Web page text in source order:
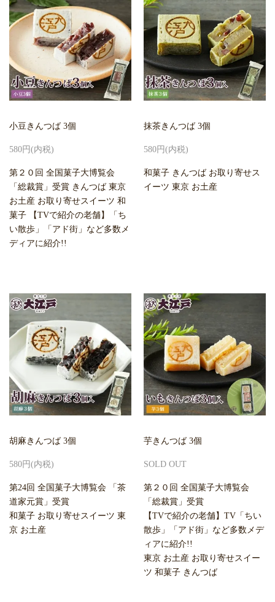
小豆きんつば 3個
580円(内税)
第２０回 全国菓子大博覧会
「総裁賞」受賞 きんつば 東京
お土産 お取り寄せスイーツ 和
菓子 【TVで紹介の老舗】「ち
い散歩」「アド街」など多数メ
ディアに紹介!!
抹茶きんつば 3個
580円(内税)
和菓子 きんつば お取り寄せス
イーツ 東京 お土産
胡麻きんつば 3個
580円(内税)
第24回 全国菓子大博覧会 「茶
道家元賞」受賞
和菓子 お取り寄せスイーツ 東
京 お土産
芋きんつば 3個
SOLD OUT
第２０回 全国菓子大博覧会
「総裁賞」受賞
【TVで紹介の老舗】TV「ちい
散歩」「アド街」など多数メデ
ィアに紹介!!
東京 お土産 お取り寄せスイー
ツ 和菓子 きんつば